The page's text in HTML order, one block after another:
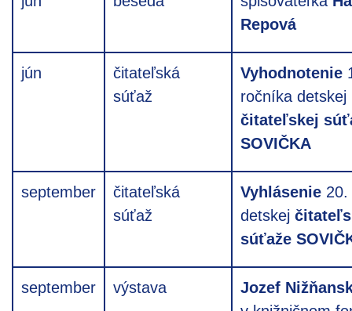
Repová
jún
čitateľská
súťaž
Vyhodnotenie
ročníka detskej
čitateľskej
SOVIČKA
september
čitateľská
súťaž
Vyhlásenie
detskej
súťaže
september výstava
Jozef